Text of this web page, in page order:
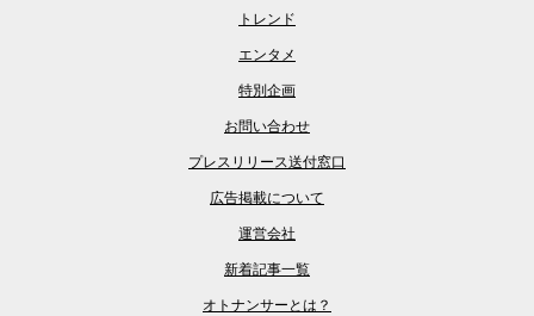
トレンド
エンタメ
特別企画
お問い合わせ
プレスリリース送付窓口
広告掲載について
運営会社
新着記事一覧
オトナンサーとは？